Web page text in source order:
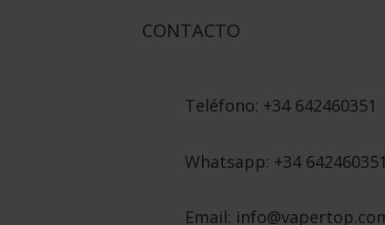
CONTACTO
Teléfono: +34 642460351
Whatsapp: +34 642460351
Email: